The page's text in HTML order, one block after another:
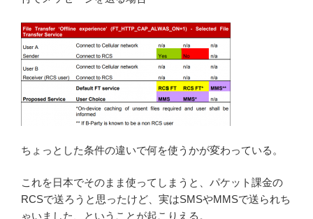
ちょっとした条件の違いで何を使うかが変わっている。
これを日本でそのまま使ってしまうと、パケット課金の
RCSで送ろうと思ったけど、実はSMSやMMSで送られち
ゃいました、ということが起こりえる。